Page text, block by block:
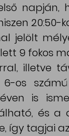
napján,
20:50-
jelölt
9 fokos
illetve
6-os
is
és a
így tagjai